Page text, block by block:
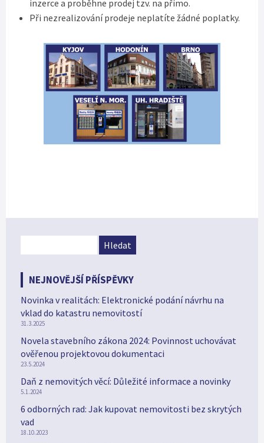
inzerce a proběhne prodej tzv. na přímo.
Při nezrealizování prodeje neplatíte žádné poplatky.
NEJNOVĚJŠÍ PŘÍSPĚVKY
Novinka v realitách: Elektronické podání návrhu na
vklad do katastru nemovitostí
31.3.2025
Novela stavebního zákona 2024: Povinnost uchovávat
ověřenou projektovou dokumentaci
23.5.2024
Daň z nemovitých věcí: Důležité informace a novinky
5.1.2024
6 odborných rad: Jak kupovat nemovitosti bez skrytých
vad
18.10.2023